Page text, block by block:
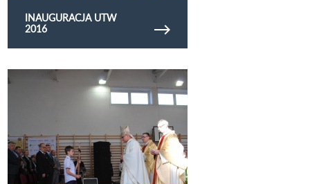
INAUGURACJA UTW
2016
Obejrzyj galerię zdjęć 100 lecie SP w
Kluczkowicach